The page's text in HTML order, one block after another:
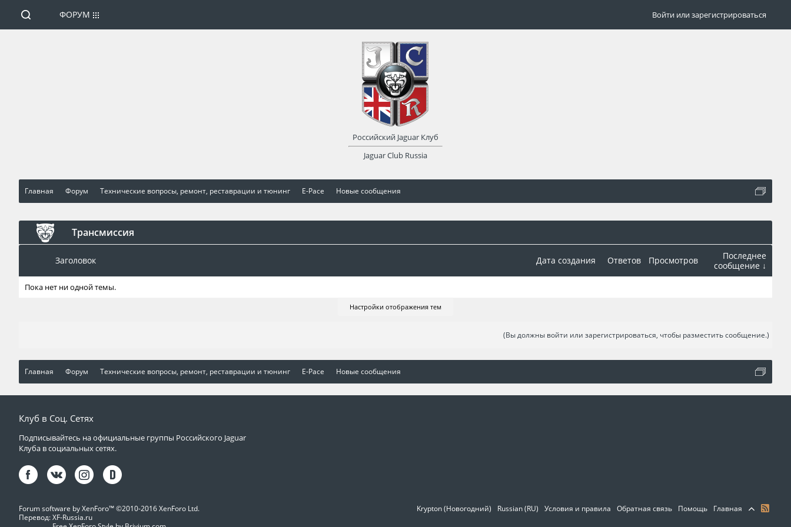
Главная Форум Технические вопросы, ремонт, реставрации и тюнинг E-Pace Новые сообщения
Трансмиссия
Заголовок Дата создания Ответов Просмотров
Последнее
сообщение ↓
Пока нет ни одной темы.
Настройки отображения тем
(Вы должны войти или зарегистрироваться, чтобы разместить сообщение.)
Главная Форум Технические вопросы, ремонт, реставрации и тюнинг E-Pace Новые сообщения
ФОРУМ
Российский Jaguar Клуб
Jaguar Club Russia
Войти или зарегистрироваться
Клуб в Соц. Сетях
Подписывайтесь на официальные группы Российского Jaguar
Клуба в социальных сетях.
Forum software by XenForo™©2010-2016 XenForo Ltd.
Перевод:XF-Russia.ru
Krypton (Новогодний) Russian (RU) Условия и правила Обратная связь Помощь Главная